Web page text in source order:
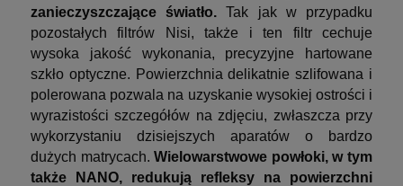
zanieczyszczające światło. Tak jak w przypadku
pozostałych filtrów Nisi, także i ten filtr cechuje
wysoka jakość wykonania, precyzyjne hartowane
szkło optyczne. Powierzchnia delikatnie szlifowana i
polerowana pozwala na uzyskanie wysokiej ostrości i
wyrazistości szczegółów na zdjęciu, zwłaszcza przy
wykorzystaniu dzisiejszych aparatów o bardzo
dużych matrycach.Wielowarstwowe powłoki, w tym
także NANO, redukują refleksy na powierzchni